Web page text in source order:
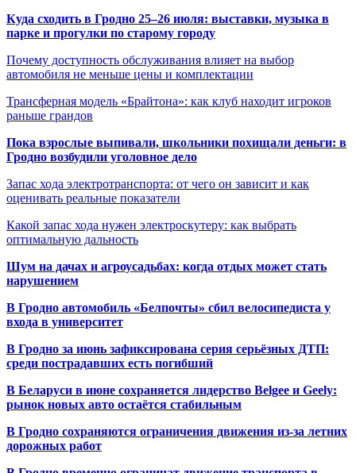
Куда сходить в Гродно 25–26 июля: выставки, музыка в
парке и прогулки по старому городу
Почему доступность обслуживания влияет на выбор
автомобиля не меньше цены и комплектации
Трансферная модель «Брайтона»: как клуб находит игроков
раньше грандов
Пока взрослые выпивали, школьники похищали деньги: в
Гродно возбудили уголовное дело
Запас хода электротранспорта: от чего он зависит и как
оценивать реальные показатели
Какой запас хода нужен электроскутеру: как выбрать
оптимальную дальность
Шум на дачах и агроусадьбах: когда отдых может стать
нарушением
В Гродно автомобиль «Белпочты» сбил велосипедиста у
входа в университет
В Гродно за июнь зафиксирована серия серьёзных ДТП:
среди пострадавших есть погибший
В Беларуси в июне сохраняется лидерство Belgee и Geely:
рынок новых авто остаётся стабильным
В Гродно сохраняются ограничения движения из-за летних
дорожных работ